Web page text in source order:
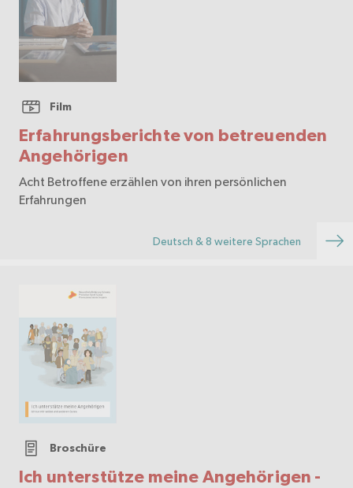
Erfahrungsberichte von betreuenden
Angehörigen
Film
Acht Betroffene erzählen von ihren persönlichen
Erfahrungen
Deutsch & 8 weitere Sprachen
Ich unterstütze meine Angehörigen -
Broschüre